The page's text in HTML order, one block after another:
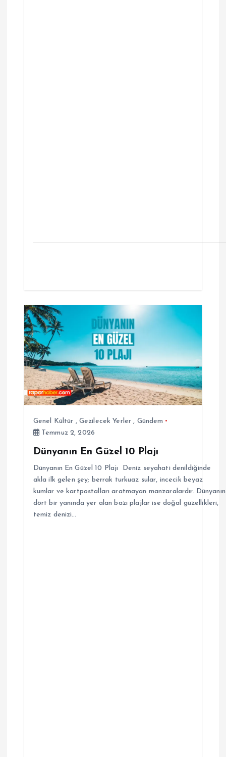
Genel Kültür , Gezilecek Yerler , Gündem
Temmuz 2, 2026
Dünyanın En Güzel 10 Plajı
Dünyanın En Güzel 10 Plajı Deniz seyahati denildiğinde
akla ilk gelen şey; berrak turkuaz sular, incecik beyaz
kumlar ve kartpostalları aratmayan manzaralardır. Dünyanın
dört bir yanında yer alan bazı plajlar ise doğal güzellikleri,
temiz denizi…